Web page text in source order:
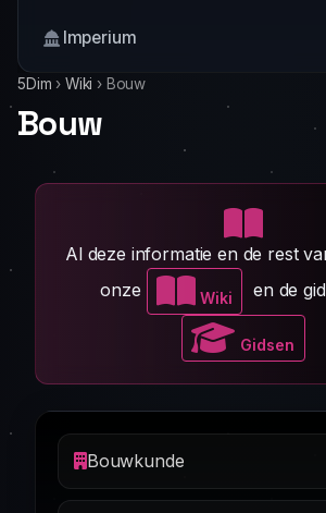
Imperium
5Dim › Wiki › Bouw
Bouw
Al deze informatie en de rest
onze
Wiki en de
Gidsen
Bouwkunde